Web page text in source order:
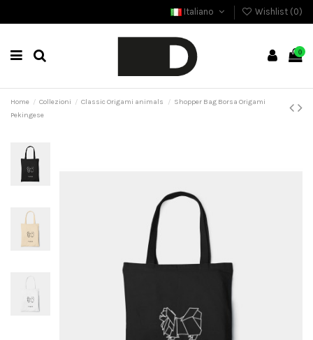
Italiano Wishlist (0)
0
Home Collezioni Classic Origami animals
Shopper Bag Borsa Origami
Pekingese